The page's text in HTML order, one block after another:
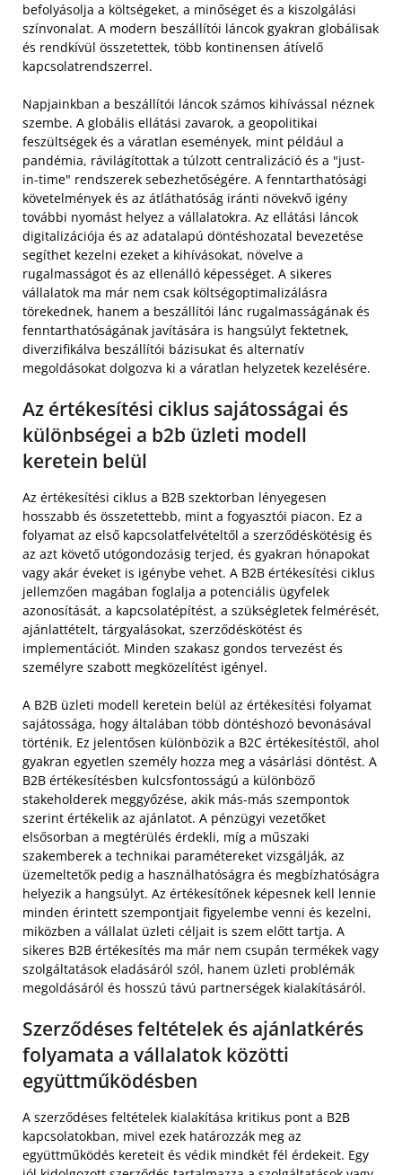
befolyásolja a költségeket, a minőséget és a kiszolgálási
színvonalat. A modern beszállítói láncok gyakran globálisak
és rendkívül összetettek, több kontinensen átívelő
kapcsolatrendszerrel.
Napjainkban a beszállítói láncok számos kihívással néznek
szembe. A globális ellátási zavarok, a geopolitikai
feszültségek és a váratlan események, mint például a
pandémia, rávilágítottak a túlzott centralizáció és a "just-
in-time" rendszerek sebezhetőségére. A fenntarthatósági
követelmények és az átláthatóság iránti növekvő igény
további nyomást helyez a vállalatokra. Az ellátási láncok
digitalizációja és az adatalapú döntéshozatal bevezetése
segíthet kezelni ezeket a kihívásokat, növelve a
rugalmasságot és az ellenálló képességet. A sikeres
vállalatok ma már nem csak költségoptimalizálásra
törekednek, hanem a beszállítói lánc rugalmasságának és
fenntarthatóságának javítására is hangsúlyt fektetnek,
diverzifikálva beszállítói bázisukat és alternatív
megoldásokat dolgozva ki a váratlan helyzetek kezelésére.
Az értékesítési ciklus sajátosságai és
különbségei a b2b üzleti modell
keretein belül
Az értékesítési ciklus a B2B szektorban lényegesen
hosszabb és összetettebb, mint a fogyasztói piacon. Ez a
folyamat az első kapcsolatfelvételtől a szerződéskötésig és
az azt követő utógondozásig terjed, és gyakran hónapokat
vagy akár éveket is igénybe vehet. A B2B értékesítési ciklus
jellemzően magában foglalja a potenciális ügyfelek
azonosítását, a kapcsolatépítést, a szükségletek felmérését,
ajánlattételt, tárgyalásokat, szerződéskötést és
implementációt. Minden szakasz gondos tervezést és
személyre szabott megközelítést igényel.
A B2B üzleti modell keretein belül az értékesítési folyamat
sajátossága, hogy általában több döntéshozó bevonásával
történik. Ez jelentősen különbözik a B2C értékesítéstől, ahol
gyakran egyetlen személy hozza meg a vásárlási döntést. A
B2B értékesítésben kulcsfontosságú a különböző
stakeholderek meggyőzése, akik más-más szempontok
szerint értékelik az ajánlatot. A pénzügyi vezetőket
elsősorban a megtérülés érdekli, míg a műszaki
szakemberek a technikai paramétereket vizsgálják, az
üzemeltetők pedig a használhatóságra és megbízhatóságra
helyezik a hangsúlyt. Az értékesítőnek képesnek kell lennie
minden érintett szempontjait figyelembe venni és kezelni,
miközben a vállalat üzleti céljait is szem előtt tartja. A
sikeres B2B értékesítés ma már nem csupán termékek vagy
szolgáltatások eladásáról szól, hanem üzleti problémák
megoldásáról és hosszú távú partnerségek kialakításáról.
Szerződéses feltételek és ajánlatkérés
folyamata a vállalatok közötti
együttműködésben
A szerződéses feltételek kialakítása kritikus pont a B2B
kapcsolatokban, mivel ezek határozzák meg az
együttműködés kereteit és védik mindkét fél érdekeit. Egy